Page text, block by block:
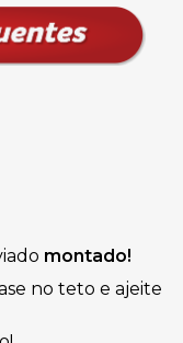
montado!
no teto e ajeite